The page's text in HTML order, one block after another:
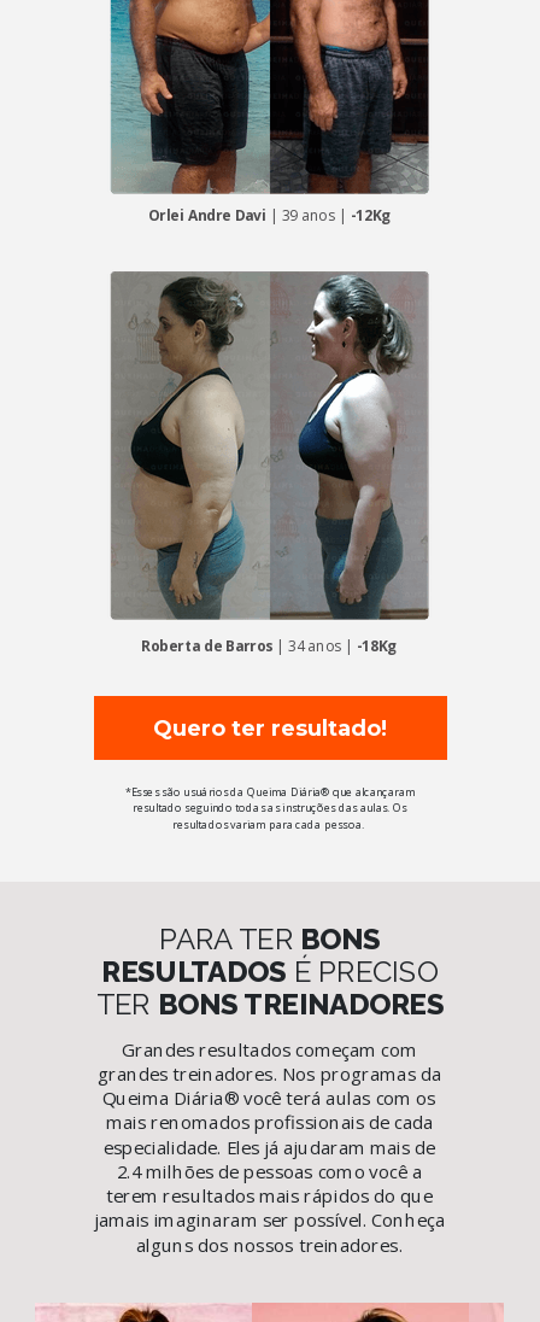
Grandes resultados começam com
grandes treinadores. Nos programas da
Queima Diária®você terá aulas com os
mais renomados profissionais de cada
especialidade. Eles já ajudaram mais de
2.4 milhões de pessoas como você a
terem resultados mais rápidos do que
jamais imaginaram ser possível. Conheça
alguns dos nossos treinadores.
PARA TER BONS
RESULTADOS É PRECISO
TER BONS TREINADORES
Quero ter resultado!
*Esses são usuários da Queima Diária® que alcançaram
resultado seguindo todas as instruções das aulas. Os
resultados variam para cada pessoa.
Orlei Andre Davi | 39 anos | -12Kg
Roberta de Barros | 34 anos | -18Kg